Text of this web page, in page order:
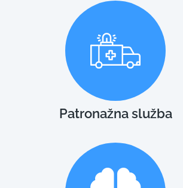
Patronažna služba